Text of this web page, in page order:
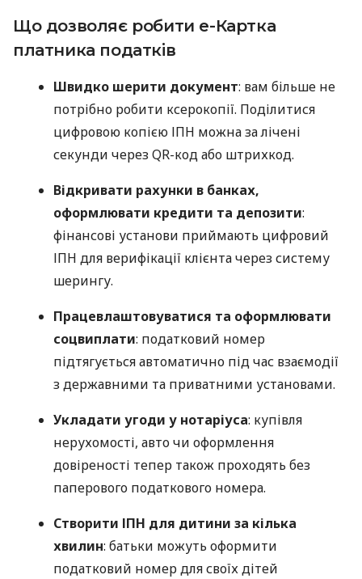
Що дозволяє робити е-Картка
платника податків
Швидко шерити документ: вам більше не
потрібно робити ксерокопії. Поділитися
цифровою копією ІПН можна за лічені
секунди через QR-код або штрихкод.
Відкривати рахунки в банках,
оформлювати кредити та депозити:
фінансові установи приймають цифровий
ІПН для верифікації клієнта через систему
шерингу.
Працевлаштовуватися та оформлювати
соцвиплати: податковий номер
підтягується автоматично під час взаємодії
з державними та приватними установами.
Укладати угоди у нотаріуса: купівля
нерухомості, авто чи оформлення
довіреності тепер також проходять без
паперового податкового номера.
Створити ІПН для дитини за кілька
хвилин: батьки можуть оформити
податковий номер для своїх дітей